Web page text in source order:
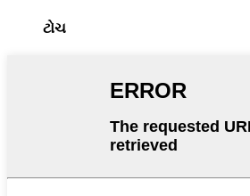
ટોચ